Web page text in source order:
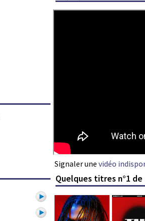
Signaler une vidéo
Quelques titres n°1 de